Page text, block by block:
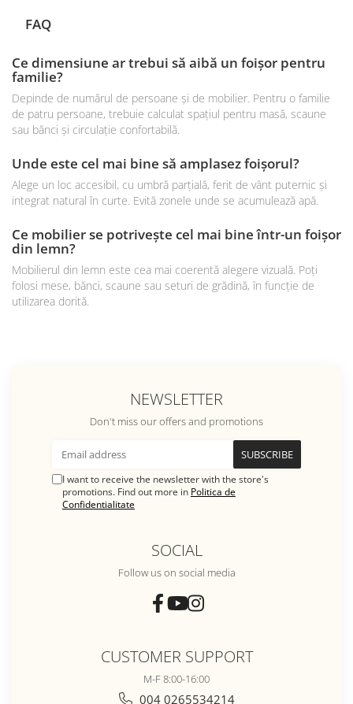
FAQ
Ce dimensiune ar trebui să aibă un foișor pentru
familie?
Depinde de numărul de persoane și de mobilier. Pentru o familie
de patru persoane, trebuie calculat spațiul pentru masă, scaune
sau bănci și circulație confortabilă.
Unde este cel mai bine să amplasez foișorul?
Alege un loc accesibil, cu umbră parțială, ferit de vânt puternic și
integrat natural în curte. Evită zonele unde se acumulează apă.
Ce mobilier se potrivește cel mai bine într-un foișor
din lemn?
Mobilierul din lemn este cea mai coerentă alegere vizuală. Poți
folosi mese, bănci, scaune sau seturi de grădină, în funcție de
utilizarea dorită.
NEWSLETTER
Don't miss our offers and promotions
I want to receive the newsletter with the store's
promotions. Find out more in Politica de
Confidentialitate
SOCIAL
Follow us on social media
CUSTOMER SUPPORT
M-F 8:00-16:00
004 0265534214